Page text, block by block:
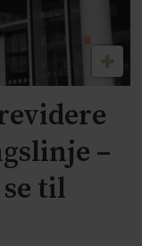
–
til